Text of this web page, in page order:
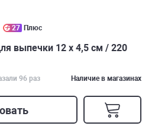
27 Плюс
выпечки 12 х 4,5 см / 220
96 раз Наличие в магазинах